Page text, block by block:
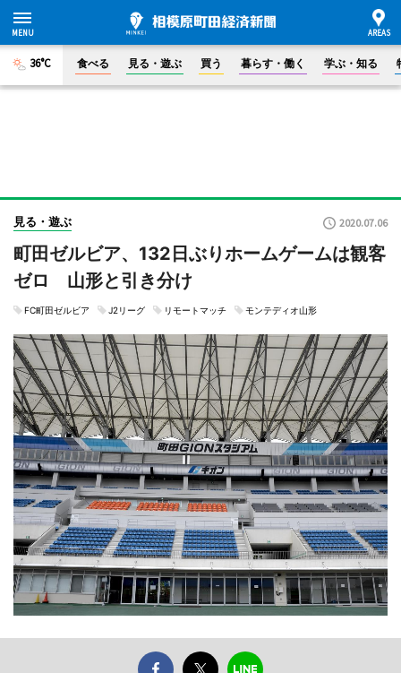
36°C 食べる 見る・遊ぶ 買う 暮らす・働く 学ぶ・知る
見る・遊ぶ 2020.07.06
町田ゼルビア、132日ぶりホームゲームは観客
ゼロ 山形と引き分け
FC町田ゼルビア J2リーグ リモートマッチ モンテディオ山形